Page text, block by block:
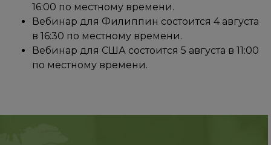
16:00 по местному времени.
Вебинар для Филиппин состоится 4 августа
в 16:30 по местному времени.
Вебинар для США состоится 5 августа в 11:00
по местному времени.